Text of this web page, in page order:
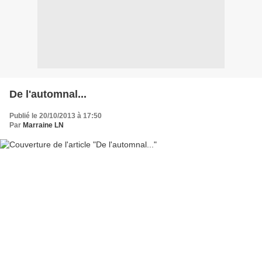
De l'automnal...
Publié le 20/10/2013 à 17:50
Par Marraine LN